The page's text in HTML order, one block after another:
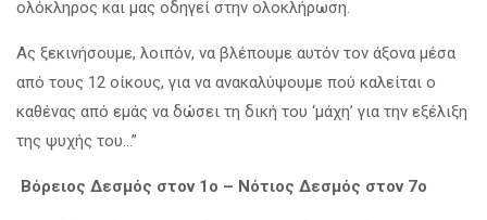
ολόκληρος και μας οδηγεί στην ολοκλήρωση.
Ας ξεκινήσουμε, λοιπόν, να βλέπουμε αυτόν τον άξονα μέσα
από τους 12 οίκους, για να ανακαλύψουμε πού καλείται ο
καθένας από εμάς να δώσει τη δική του ‘μάχη’ για την εξέλιξη
της ψυχής του…”
Βόρειος Δεσμός στον 1ο – Νότιος Δεσμός στον 7ο